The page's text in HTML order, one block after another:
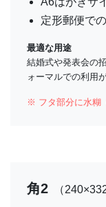
定形郵便で
最適な用途
結婚式や発表会の
ォーマルでの利用
※ フタ部分に水糊
角2 （240×332